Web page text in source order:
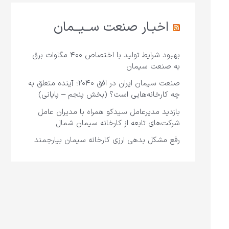
اخبـار صنعت ســیــمان
بهبود شرایط تولید با اختصاص ۴۰۰ مگاوات برق
به صنعت سیمان
صنعت سیمان ایران در افق ۲۰۴۰؛ آینده متعلق به
چه کارخانه‌هایی است؟ (بخش پنجم – پایانی)
بازدید مدیرعامل سیدکو همراه با مدیران عامل
شرکت‌های تابعه از کارخانه سیمان شمال
رفع مشکل بدهی ارزی کارخانه سیمان بیارجمند